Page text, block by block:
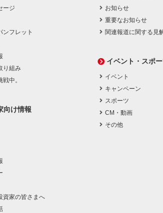
ージ
ンフレット
り組み
中。
向け情報
資家の皆さまへ
お知らせ
重要なお知らせ
関連報道に関する見
イベント・スポ
イベント
キャンペーン
スポーツ
CM・動画
その他